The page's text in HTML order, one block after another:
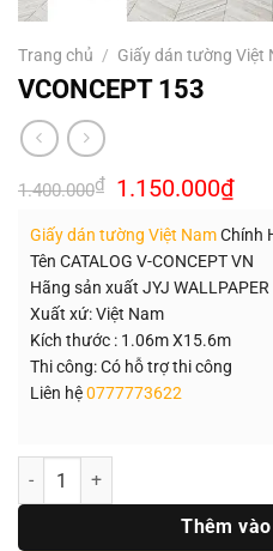
Trang chủ / Giấy dán tường Việt
VCONCEPT 153
1.400.000₫ Giá
gốc
1.400.000₫.
1.150.000₫Giá
hiện
là:
Giấy dán tường Việt NamChính
Tên CATALOG V-CONCEPT VN
Hãng sản xuất JYJ WALLPAPER
Xuất xứ: Việt Nam
Kích thước : 1.06m X15.6m
Thi công: Có hỗ trợ thi công
Liên hệ0777773622
Số lượng
Thêm